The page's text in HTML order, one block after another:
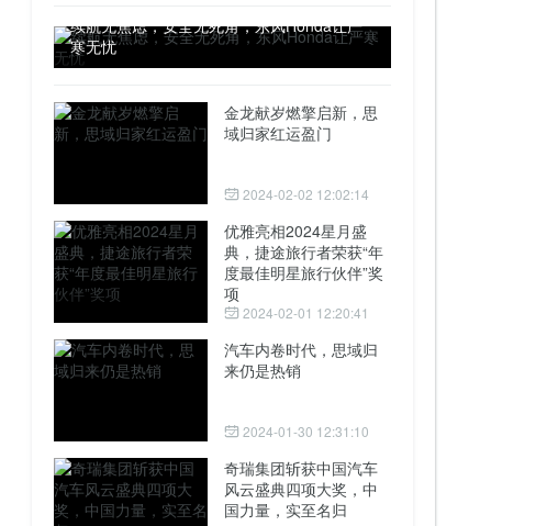
续航无焦虑，安全无死角，东风Honda让严
寒无忧
金龙献岁燃擎启新，思
域归家红运盈门
2024-02-02 12:02:14
优雅亮相2024星月盛
典，捷途旅行者荣获“年
度最佳明星旅行伙伴”奖
项
2024-02-01 12:20:41
汽车内卷时代，思域归
来仍是热销
2024-01-30 12:31:10
奇瑞集团斩获中国汽车
风云盛典四项大奖，中
国力量，实至名归